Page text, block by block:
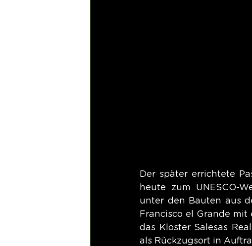
Der später errichtete
heute zum UNESCO-
unter den Bauten aus
Francisco el Grande
das Kloster Salesas
als Rückzugsort in